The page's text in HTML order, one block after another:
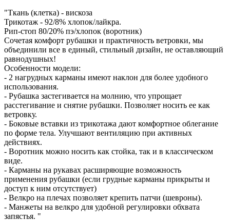
"Ткань (клетка) - вискоза
Трикотаж - 92/8% хлопок/лайкра.
Рип-стоп 80/20% пэ/хлопок (воротник)
Сочетая комфорт рубашки и практичность ветровки, мы
объединили все в единый, стильный дизайн, не оставляющий
равнодушных!
Особенности модели:
- 2 нагрудных карманы имеют наклон для более удобного
использования.
- Рубашка застегивается на молнию, что упрощает
расстегивание и снятие рубашки. Позволяет носить ее как
ветровку.
- Боковые вставки из трикотажа дают комфортное облегание
по форме тела. Улучшают вентиляцию при активных
действиях.
- Воротник можно носить как стойка, так и в классическом
виде.
- Карманы на рукавах расширяющие возможность
применения рубашки (если грудные карманы прикрыты и
доступ к ним отсутствует)
- Велкро на плечах позволяет крепить патчи (шевроны).
- Манжеты на велкро для удобной регулировки обхвата
запястья. "